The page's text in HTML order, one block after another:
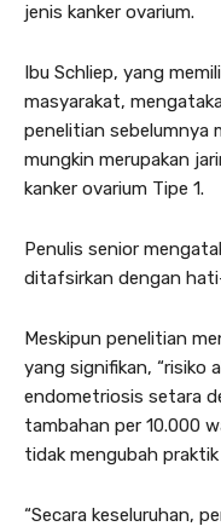
jenis kanker ovarium.
Ibu Schliep, yang
masyarakat,
penelitian sebelumnya
mungkin merupakan
kanker ovarium Tipe 1.
Penulis senior
ditafsirkan dengan
Meskipun penelitian
yang signifikan, “risiko
endometriosis setara
tambahan per 10.000
tidak mengubah
“Secara keseluruhan,